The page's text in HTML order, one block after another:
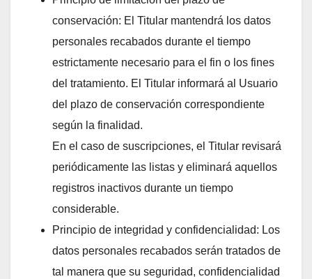
conservación: El Titular mantendrá los datos
personales recabados durante el tiempo
estrictamente necesario para el fin o los fines
del tratamiento. El Titular informará al Usuario
del plazo de conservación correspondiente
según la finalidad.
En el caso de suscripciones, el Titular revisará
periódicamente las listas y eliminará aquellos
registros inactivos durante un tiempo
considerable.
Principio de integridad y confidencialidad: Los
datos personales recabados serán tratados de
tal manera que su seguridad, confidencialidad